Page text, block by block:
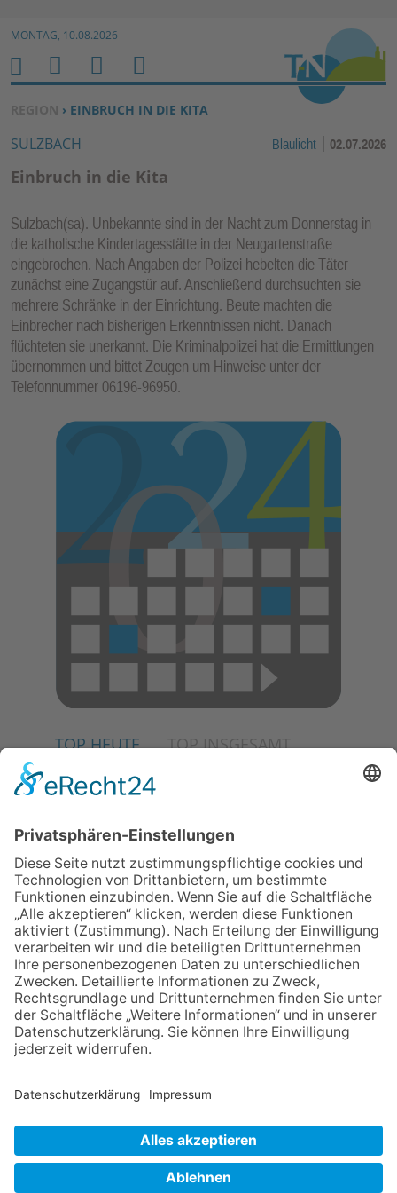
Zum Inhalt springen ↓
MONTAG, 10.08.2026
SIE BEFINDEN SICH HIER:
REGION › EINBRUCH IN DIE KITA
SULZBACH Blaulicht 02.07.2026
Einbruch in die Kita
Sulzbach(sa). Unbekannte sind in der Nacht zum Donnerstag in
die katholische Kindertagesstätte in der Neugartenstraße
eingebrochen. Nach Angaben der Polizei hebelten die Täter
zunächst eine Zugangstür auf. Anschließend durchsuchten sie
mehrere Schränke in der Einrichtung. Beute machten die
Einbrecher nach bisherigen Erkenntnissen nicht. Danach
flüchteten sie unerkannt. Die Kriminalpolizei hat die Ermittlungen
übernommen und bittet Zeugen um Hinweise unter der
Telefonnummer 06196-96950.
TOP HEUTE TOP INSGESAMT
04.06.2026
02.07.2026
Jetzt für Kulturförderpreis
bewerben
13.05.2026
GEWINNSPIEL
23.07.2026
Partnerschaftsverein
Kronberg-Aberystwyth feiert
30-Jähriges
06.08.2026
„die 80er live“ – Die große
Stadiontour kommt nach
Frankfurt
H
O
M
E
M
E
N
U
S
U
E
B
E
T
E
R
F
U
N
K
TI
O
N
E
NACH OBEN
Datenschutz Netiquette